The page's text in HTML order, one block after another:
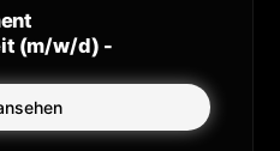
(m/w/d) -